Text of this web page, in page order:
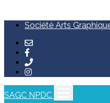
Société Arts
SAGC NPDC